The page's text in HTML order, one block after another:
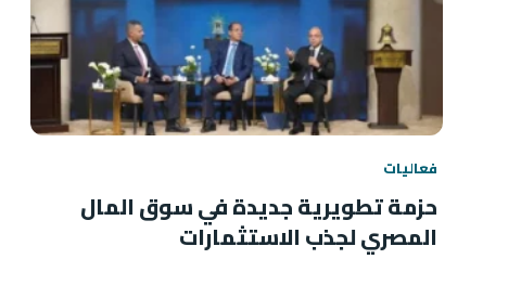
فعاليات
حزمة تطويرية جديدة في سوق المال
المصري لجذب الاستثمارات